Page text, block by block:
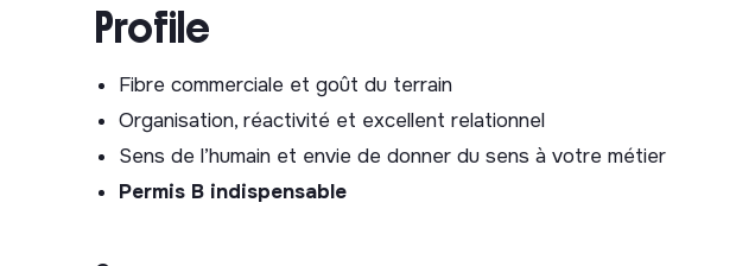
Profile
Fibre commerciale et goût du terrain
Organisation, réactivité et excellent relationnel
Sens de l’humain et envie de donner du sens à votre métier
Permis B indispensable